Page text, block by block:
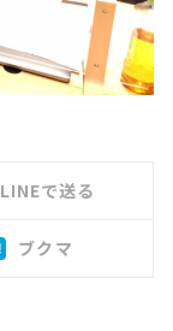
LINEで送る
ブクマ